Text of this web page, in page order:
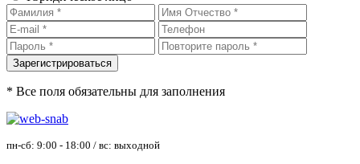
* Все поля обязательны для заполнения
пн-сб: 9:00 - 18:00 / вс: выходной